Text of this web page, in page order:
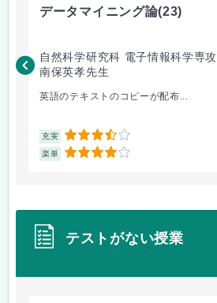
データマイニング論(23)
自然科学研究科 電子情報科学専攻
南保英孝先生
英語のテキストのコピーが配布...
充実 3.5
楽単 4
テストがない授業